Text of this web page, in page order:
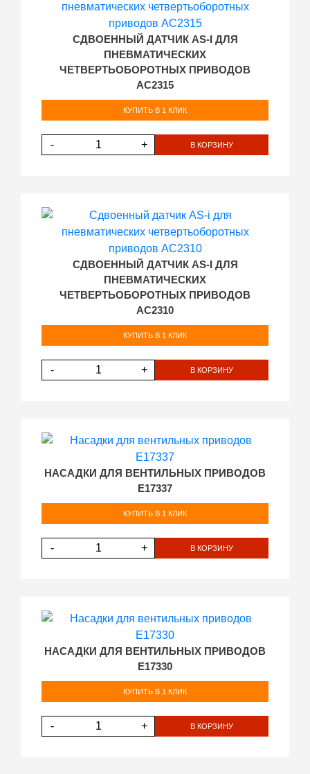
СДВОЕННЫЙ ДАТЧИК AS-I ДЛЯ
ПНЕВМАТИЧЕСКИХ
ЧЕТВЕРТЬОБОРОТНЫХ ПРИВОДОВ
AC2315
КУПИТЬ В 1 КЛИК
- + В КОРЗИНУ
СДВОЕННЫЙ ДАТЧИК AS-I ДЛЯ
ПНЕВМАТИЧЕСКИХ
ЧЕТВЕРТЬОБОРОТНЫХ ПРИВОДОВ
AC2310
КУПИТЬ В 1 КЛИК
- + В КОРЗИНУ
НАСАДКИ ДЛЯ ВЕНТИЛЬНЫХ ПРИВОДОВ
E17337
КУПИТЬ В 1 КЛИК
- + В КОРЗИНУ
НАСАДКИ ДЛЯ ВЕНТИЛЬНЫХ ПРИВОДОВ
E17330
КУПИТЬ В 1 КЛИК
- + В КОРЗИНУ